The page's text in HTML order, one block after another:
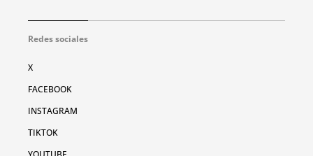
Redes sociales
X
FACEBOOK
INSTAGRAM
TIKTOK